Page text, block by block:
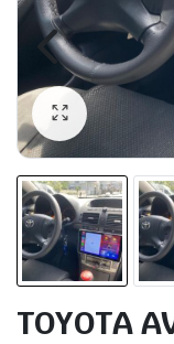
TOYOTA